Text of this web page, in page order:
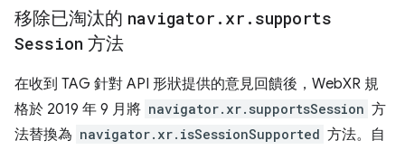
移除已淘汰的 navigator . xr . supports
Session 方法
在收到 TAG 針對 API 形狀提供的意見回饋後，WebXR 規
格於 2019 年 9 月將 navigator.xr.supportsSession 方
法替換為 navigator.xr.isSessionSupported 方法。自